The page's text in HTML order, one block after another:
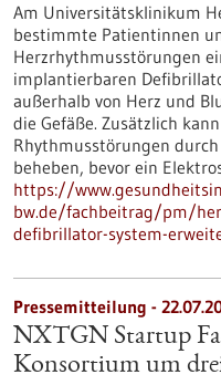
Am Universitätsklinikum
bestimmte Patientinnen
Herzrhythmusstörungen
implantierbaren
außerhalb von Herz und
die Gefäße. Zusätzlich
Rhythmusstörungen
beheben, bevor ein
https://
bw.de/fachbeitrag/pm/
defibrillator-system-
Pressemitteilung -
NXTGN Startup
Konsortium um